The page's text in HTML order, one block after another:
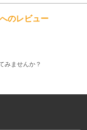
のレビュー
みませんか？